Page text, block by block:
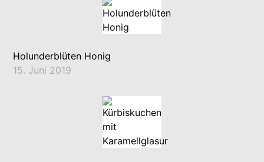
Holunderblüten Honig
15. Juni 2019